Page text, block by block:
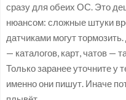
сразу для обеих ОС. Это
нюансом: сложные штуки
датчиками могут
— каталогов, карт, чатов —
Только заранее уточните у
именно они пишут. Иначе